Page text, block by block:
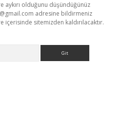
aykırı olduğunu düşündüğünüz
adresine bildirmeniz
içerisinde sitemizden kaldırılacaktır.